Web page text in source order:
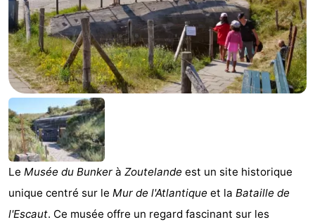
Webcam
Plage
Passer
la
nuit
Appartements
-
Park
Loverendale
-
Résidence
Wijngaerde
Campings
Chambre
Le Musée du Bunker à Zoutelande est un site historique
unique centré sur le Mur de l'Atlantique et la Bataille de
l'Escaut. Ce musée offre un regard fascinant sur les